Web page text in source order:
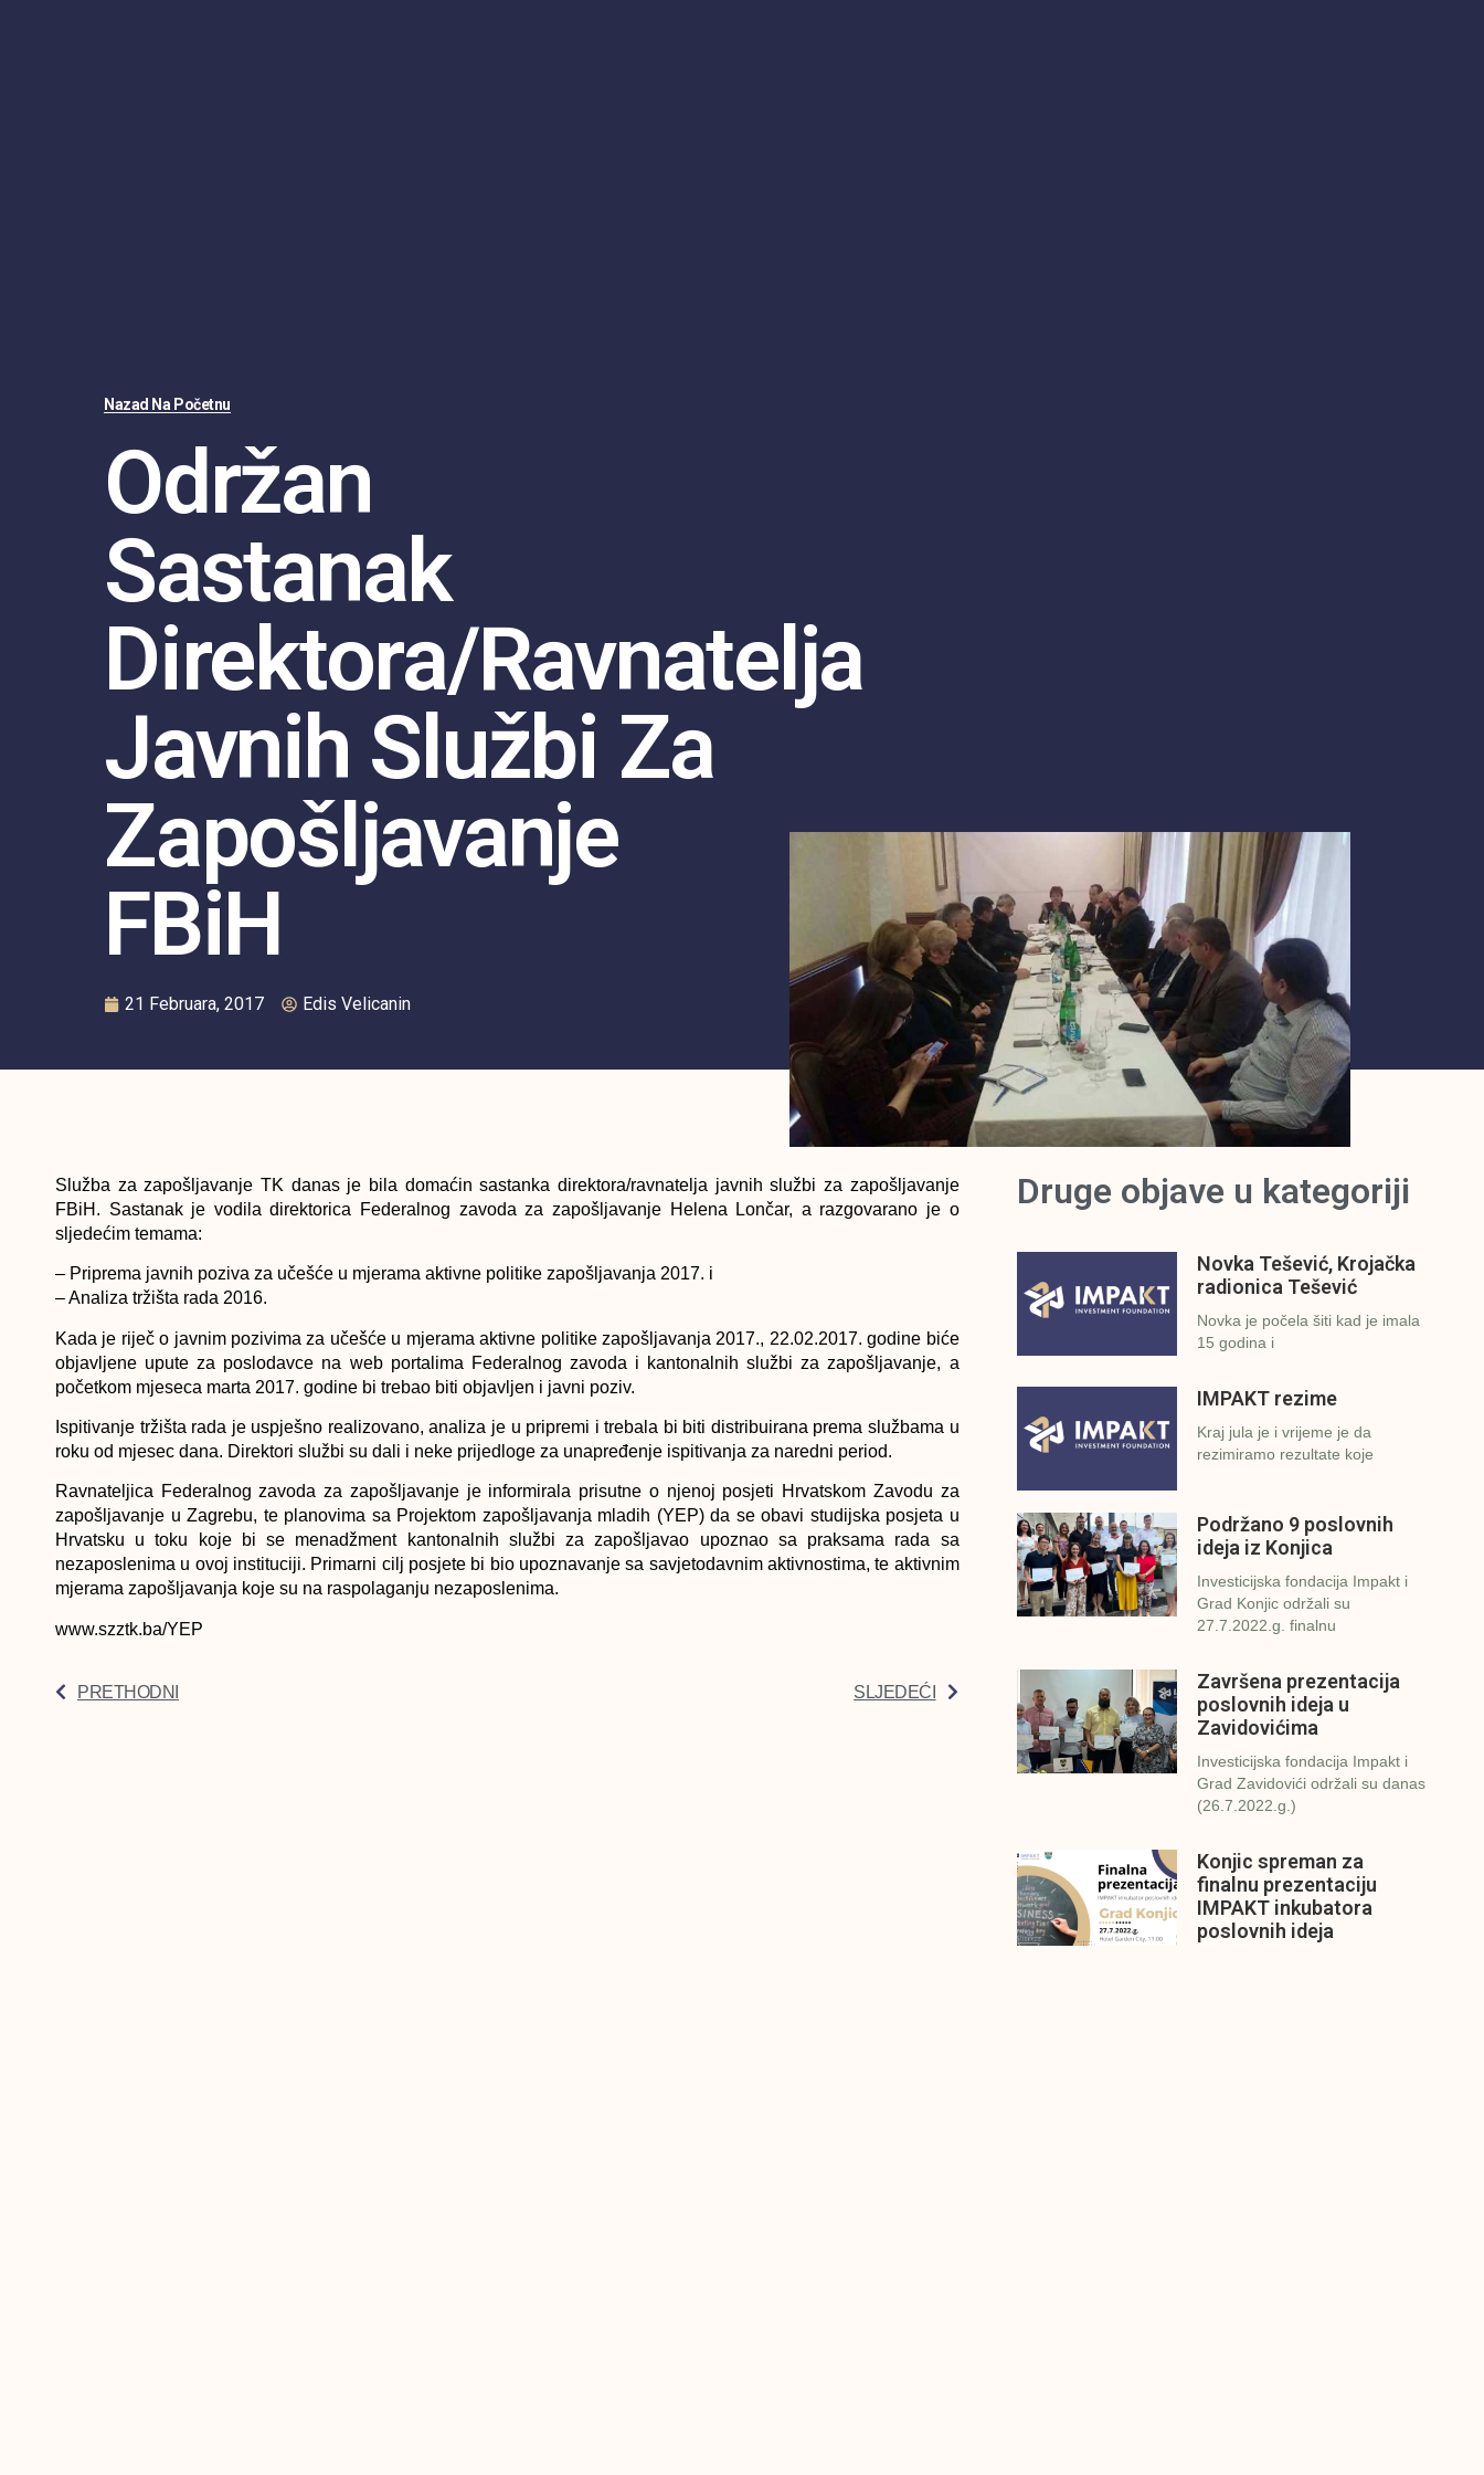
Nazad Na Početnu
Održan
Sastanak
Direktora/ravnatelja
Javnih Službi Za
Zapošljavanje
FBiH
21 Februara, 2017 Edis Velicanin
Služba za zapošljavanje TK danas je bila domaćin sastanka direktora/ravnatelja javnih službi za zapošljavanje
FBiH. Sastanak je vodila direktorica Federalnog zavoda za zapošljavanje Helena Lončar, a razgovarano je o
sljedećim temama:
– Priprema javnih poziva za učešće u mjerama aktivne politike zapošljavanja 2017. i
– Analiza tržišta rada 2016.
Kada je riječ o javnim pozivima za učešće u mjerama aktivne politike zapošljavanja 2017., 22.02.2017. godine biće
objavljene upute za poslodavce na web portalima Federalnog zavoda i kantonalnih službi za zapošljavanje, a
početkom mjeseca marta 2017. godine bi trebao biti objavljen i javni poziv.
Ispitivanje tržišta rada je uspješno realizovano, analiza je u pripremi i trebala bi biti distribuirana prema službama u
roku od mjesec dana. Direktori službi su dali i neke prijedloge za unapređenje ispitivanja za naredni period.
Ravnateljica Federalnog zavoda za zapošljavanje je informirala prisutne o njenoj posjeti Hrvatskom Zavodu za
zapošljavanje u Zagrebu, te planovima sa Projektom zapošljavanja mladih (YEP) da se obavi studijska posjeta u
Hrvatsku u toku koje bi se menadžment kantonalnih službi za zapošljavao upoznao sa praksama rada sa
nezaposlenima u ovoj instituciji. Primarni cilj posjete bi bio upoznavanje sa savjetodavnim aktivnostima, te aktivnim
mjerama zapošljavanja koje su na raspolaganju nezaposlenima.
www.szztk.ba/YEP
PRETHODNI SLJEDEĆI
Druge objave u kategoriji
Novka Tešević, Krojačka
radionica Tešević
Novka je počela šiti kad je imala
15 godina i
IMPAKT rezime
Kraj jula je i vrijeme je da
rezimiramo rezultate koje
Podržano 9 poslovnih
ideja iz Konjica
Investicijska fondacija Impakt i
Grad Konjic održali su
27.7.2022.g. finalnu
Završena prezentacija
poslovnih ideja u
Zavidovićima
Investicijska fondacija Impakt i
Grad Zavidovići održali su danas
(26.7.2022.g.)
Konjic spreman za
finalnu prezentaciju
IMPAKT inkubatora
poslovnih ideja